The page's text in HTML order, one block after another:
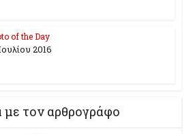
of the Day
2016
με τον αρθρογράφο